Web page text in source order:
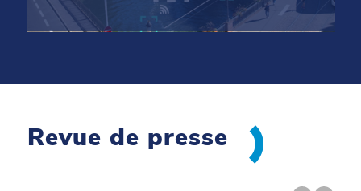
Revue de presse